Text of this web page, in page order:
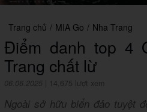
Trang chủ / MIA Go / Nha Trang
Điểm danh top 4
Trang chất lừ
06.06.2025 14,675 lượt xem
Ngoài sở hữu biển đảo tuyệt